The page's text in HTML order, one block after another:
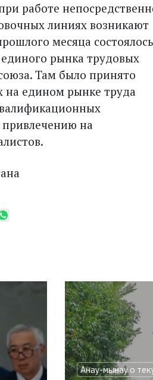
работе
линиях возникают
месяца состоялось
рынка трудовых
Там было принято
на едином рынке труда
привлечению на
Анау-мынау о